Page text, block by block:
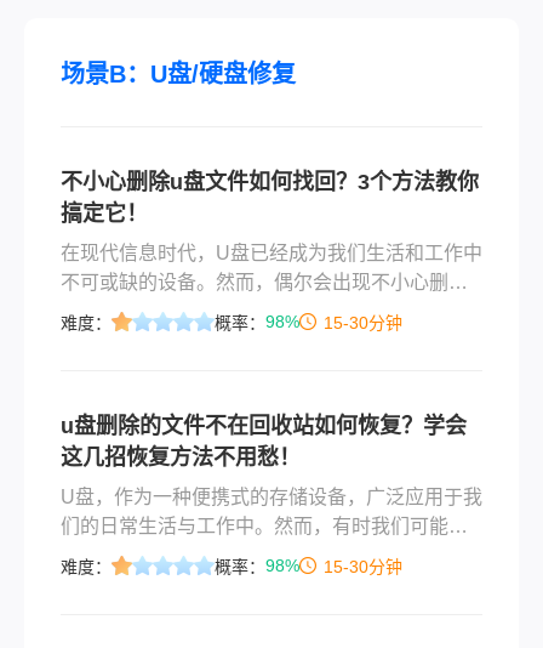
数据。
场景B：U盘/硬盘修复
不小心删除u盘文件如何找回？3个方法教你
搞定它！
在现代信息时代，U盘已经成为我们生活和工作中
不可或缺的设备。然而，偶尔会出现不小心删除U
盘文件的情况，这无疑会带来诸多困扰和不便。
难度： 概率： 98% 15-30分钟
u盘删除的文件不在回收站如何恢复？学会
这几招恢复方法不用愁！
U盘，作为一种便携式的存储设备，广泛应用于我
们的日常生活与工作中。然而，有时我们可能会
不小心删除了U盘中的重要文件，并且发现这些文
难度： 概率： 98% 15-30分钟